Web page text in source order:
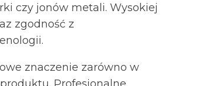
czy jonów metali. Wysokiej
zgodność z
znaczenie zarówno w